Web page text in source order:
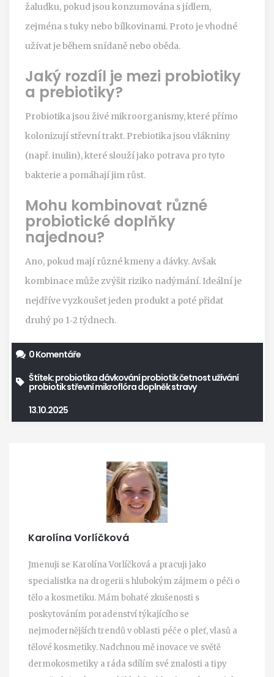
žaludku, pokud jsou konzumována s jídlem,
zejména s tuky nebo bílkovinami. Proto je vhodné
užívat je během snídaně nebo oběda.
Jaký rozdíl je mezi probiotiky
a prebiotiky?
Probiotikajsou živé mikroorganismy, které přímo
kolonizují střevní trakt. Prebiotikajsou vlákniny
(např. inulin), které slouží jako potrava pro tyto
bakterie a pomáhají jim růst.
Mohu kombinovat různé
probiotické doplňky
najednou?
Ano, pokud mají různé kmeny a dávky. Avšak
kombinace může zvýšit riziko nadýmání. Ideální je
nejdříve vyzkoušet jeden produkt a poté přidat
druhý po 1‑2 týdnech.
0 Komentáře
Štítek:probiotikadávkování probiotikčetnost užívání
probiotikstřevní mikroflóradoplněk stravy
13.10.2025
Karolína Vorlíčková
Jmenuji se Karolína Vorlíčková a pracuji jako
specialistka na drogerii s hlubokým zájmem o péči o
tělo a kosmetiku. Mám bohaté zkušenosti s
poskytováním poradenství týkajícího se
nejmodernějších trendů v oblasti péče o pleť, vlasů a
tělové kosmetiky. Nadchnou mě inovace ve světě
dermokosmetiky a ráda sdílím své znalosti a tipy